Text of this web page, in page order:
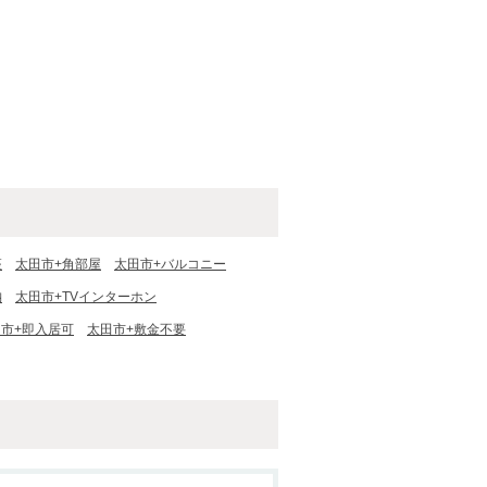
太田市+角部屋 太田市+バルコニー
太田市+TVインターホン
+即入居可 太田市+敷金不要